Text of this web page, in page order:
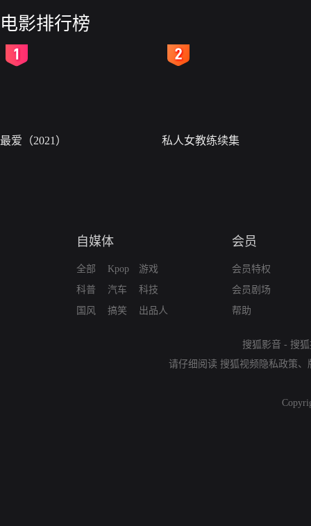
电影排行榜
最爱（2021） 私人女教练续集
自媒体
全部
科普
国风
Kpop
汽车
搞笑
游戏
科技
出品人
会员
会员特权
会员剧场
帮助
搜狐影音 - 搜
请仔细阅读 搜狐视频隐私政策、